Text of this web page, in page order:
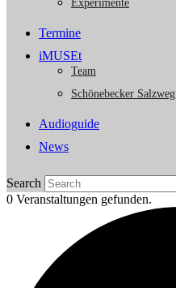
Termine
iMUSEt
Team
Schönebecker Salzweg
Audioguide
News
Search
0 Veranstaltungen gefunden.